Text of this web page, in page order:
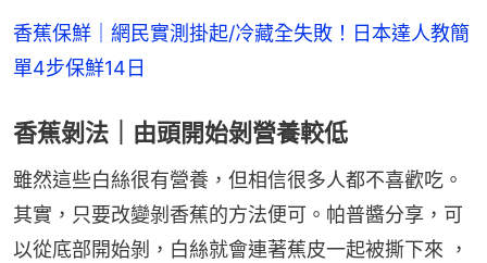
香蕉保鮮｜網民實測掛起/冷藏全失敗！日本達人教簡
單4步保鮮14日
香蕉剝法｜由頭開始剝營養較低
雖然這些白絲很有營養，但相信很多人都不喜歡吃。
其實，只要改變剝香蕉的方法便可。帕普醬分享，可
以從底部開始剝，白絲就會連著蕉皮一起被撕下來 ，